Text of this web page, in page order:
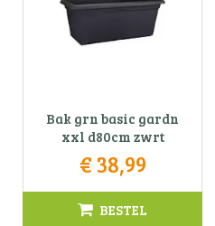
Bak grn basic gardn
xxl d80cm zwrt
€38,99
BESTEL